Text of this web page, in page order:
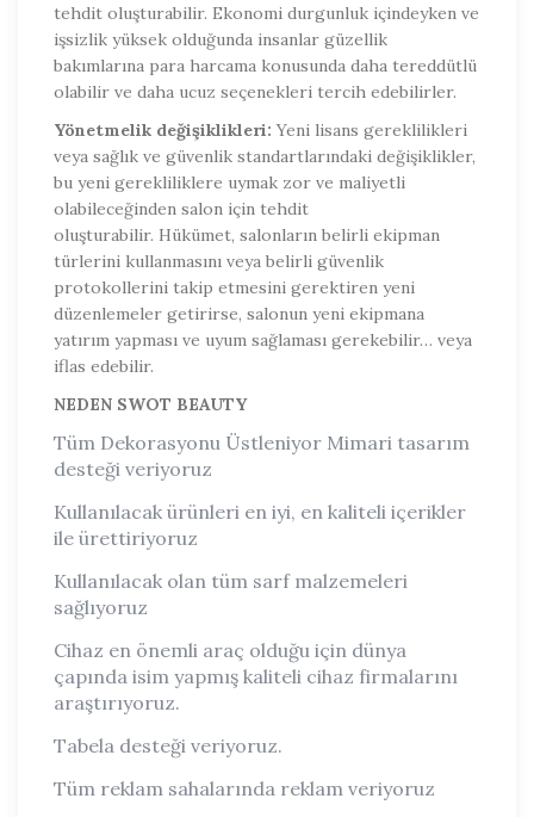
tehdit oluşturabilir. Ekonomi durgunluk içindeyken ve
işsizlik yüksek olduğunda insanlar güzellik
bakımlarına para harcama konusunda daha tereddütlü
olabilir ve daha ucuz seçenekleri tercih edebilirler.
Yönetmelik değişiklikleri: Yeni lisans gereklilikleri
veya sağlık ve güvenlik standartlarındaki değişiklikler,
bu yeni gerekliliklere uymak zor ve maliyetli
olabileceğinden salon için tehdit
oluşturabilir. Hükümet, salonların belirli ekipman
türlerini kullanmasını veya belirli güvenlik
protokollerini takip etmesini gerektiren yeni
düzenlemeler getirirse, salonun yeni ekipmana
yatırım yapması ve uyum sağlaması gerekebilir… veya
iflas edebilir.
NEDEN SWOT BEAUTY
Tüm Dekorasyonu Üstleniyor Mimari tasarım
desteği veriyoruz
Kullanılacak ürünleri en iyi, en kaliteli içerikler
ile ürettiriyoruz
Kullanılacak olan tüm sarf malzemeleri
sağlıyoruz
Cihaz en önemli araç olduğu için dünya
çapında isim yapmış kaliteli cihaz firmalarını
araştırıyoruz.
Tabela desteği veriyoruz.
Tüm reklam sahalarında reklam veriyoruz